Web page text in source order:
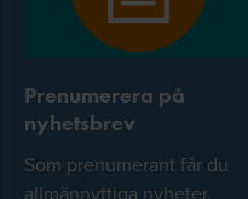
Prenumerera på
nyhetsbrev
Som prenumerant får du
allmännyttiga nyheter,